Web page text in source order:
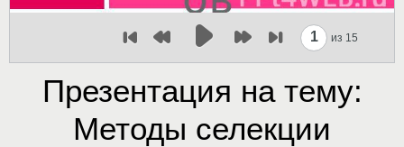
1 из 15
Презентация на тему:
Методы селекции